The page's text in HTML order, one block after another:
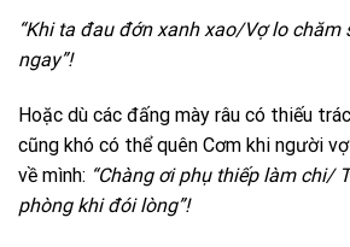
“Khi ta đau đớn xanh xao/Vợ lo chăm
ngay”!
Hoặc dù các đấng mày râu có thiếu
cũng khó có thể quên Cơm khi người
về mình: “Chàng ơi phụ thiếp làm chi/
phòng khi đói lòng”!